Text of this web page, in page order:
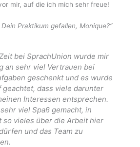
mir, auf die ich mich sehr freue!
Praktikum gefallen, Monique?“
bei SprachUnion wurde mir
an sehr viel Vertrauen bei
geschenkt und es wurde
geachtet, dass viele darunter
Interessen entsprechen.
viel Spaß gemacht, in
so vieles über die Arbeit hier
und das Team zu